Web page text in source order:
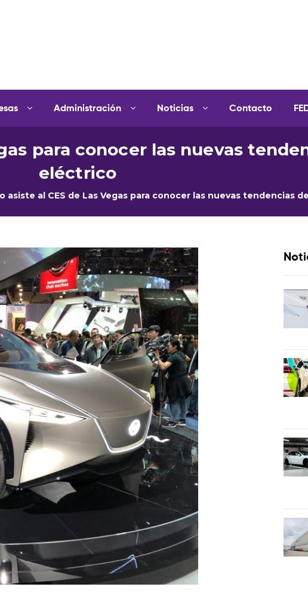
Administración Noticias Contacto
para conocer las nuevas
eléctrico
asiste al CES de Las Vegas para conocer las nuevas tendencias